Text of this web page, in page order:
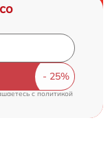
cполитикой